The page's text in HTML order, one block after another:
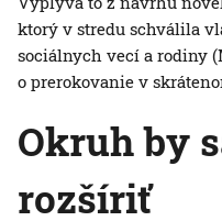
ktorý v stredu schválila
sociálnych vecí a rodiny
o prerokovanie v
Okruh by
rozšíriť